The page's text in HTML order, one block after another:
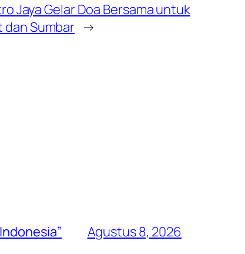
Jaya Gelar Doa Bersama untuk
dan Sumbar →
Agustus 8, 2026